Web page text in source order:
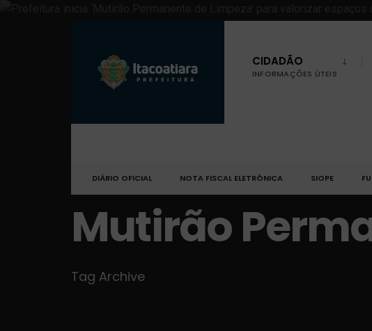
CIDADÃO
INFORMAÇÕES ÚTEIS
DIÁRIO OFICIAL NOTA FISCAL ELETRÔNICA SIOPE
Mutirão
Tag Archive